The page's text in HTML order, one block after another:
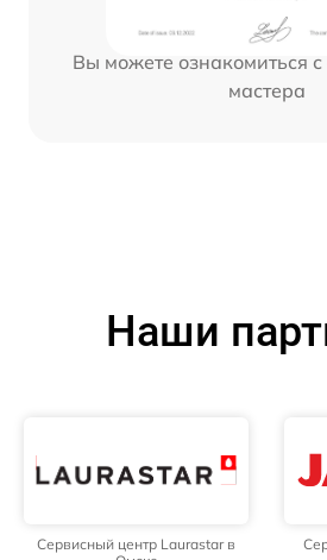
Вы можете ознакомиться
мастера
Наши
Сервисный центр Laurastar в